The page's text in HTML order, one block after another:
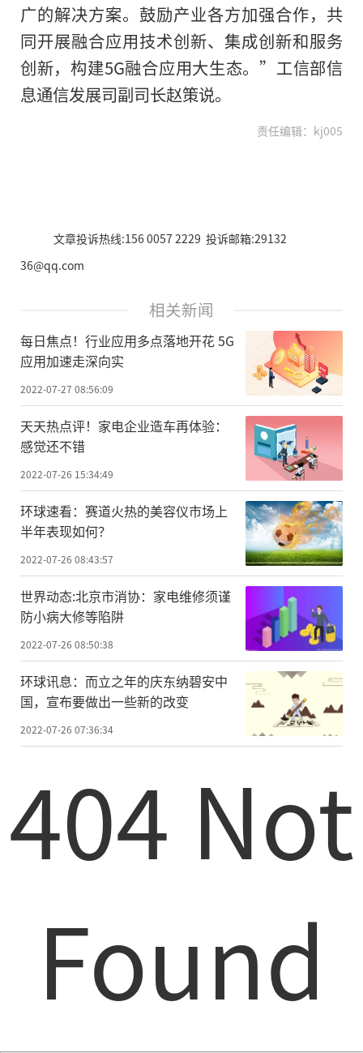
广的解决方案。鼓励产业各方加强合作，共
同开展融合应用技术创新、集成创新和服务
创新，构建5G融合应用大生态。”工信部信
息通信发展司副司长赵策说。
责任编辑：kj005
文章投诉热线:156 0057 2229 投诉邮箱:29132
36@qq.com
相关新闻
每日焦点！行业应用多点落地开花 5G
应用加速走深向实
2022-07-27 08:56:09
天天热点评！家电企业造车再体验：
感觉还不错
2022-07-26 15:34:49
环球速看：赛道火热的美容仪市场上
半年表现如何？
2022-07-26 08:43:57
世界动态:北京市消协：家电维修须谨
防小病大修等陷阱
2022-07-26 08:50:38
环球讯息：而立之年的庆东纳碧安中
国，宣布要做出一些新的改变
2022-07-26 07:36:34
404 Not
Found